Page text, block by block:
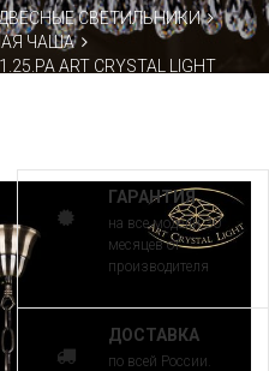
СВЕТИЛЬНИКИ
ЧАША
ART CRYSTAL LIGHT
ГАРАНТИЯ
на все модели 30
месяцев от
производителя
ДОСТАВКА
по всей России.